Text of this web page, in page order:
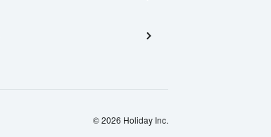
© 2026 Holiday Inc.